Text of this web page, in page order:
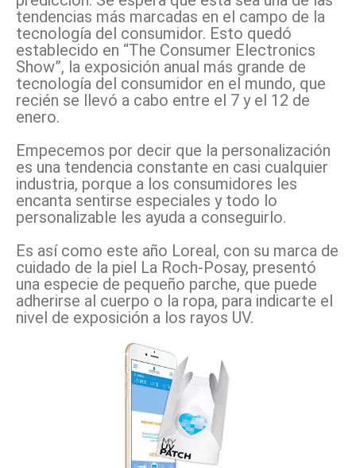
tendencias más marcadas en el campo de la
tecnología del consumidor. Esto quedó
establecido en “The Consumer Electronics
Show”, la exposición anual más grande de
tecnología del consumidor en el mundo, que
recién se llevó a cabo entre el 7 y el 12 de
enero.
Empecemos por decir que la personalización
es una tendencia constante en casi cualquier
industria, porque a los consumidores les
encanta sentirse especiales y todo lo
personalizable les ayuda a conseguirlo.
Es así como este año Loreal, con su marca de
cuidado de la piel La Roch-Posay, presentó
una especie de pequeño parche, que puede
adherirse al cuerpo o la ropa, para indicarte el
nivel de exposición a los rayos UV.